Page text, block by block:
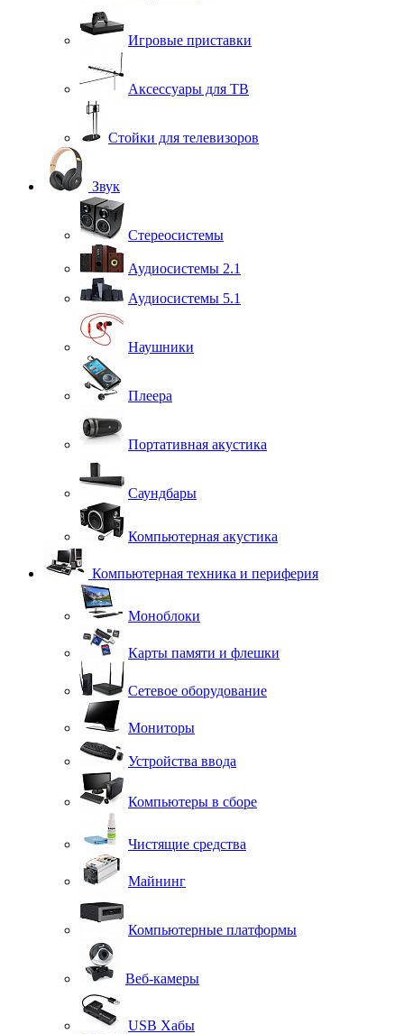
Игровые приставки
Аксессуары для ТВ
Стойки для телевизоров
Звук
Стереосистемы
Аудиосистемы 2.1
Аудиосистемы 5.1
Наушники
Плеера
Портативная акустика
Саундбары
Компьютерная акустика
Компьютерная техника и периферия
Моноблоки
Карты памяти и флешки
Сетевое оборудование
Мониторы
Устройства ввода
Компьютеры в сборе
Чистящие средства
Майнинг
Компьютерные платформы
Веб-камеры
USB Хабы